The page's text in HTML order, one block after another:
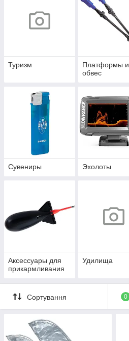
Туризм
Платформы и
обвес
Сувениры Эхолоты
Аксессуары для
прикармливания
Удилища
Сортування 0